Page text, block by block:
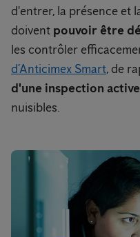
d'entrer, la présence et
doivent pouvoir être
les contrôler
d’Anticimex Smart, de
d'une inspection active
nuisibles.